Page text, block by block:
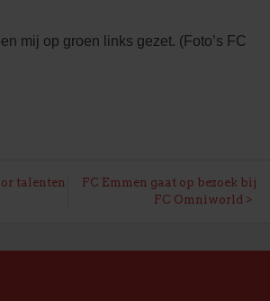
mij op groen links gezet. (Foto’s FC
talenten
FC Emmen gaat op bezoek bij
FC Omniworld